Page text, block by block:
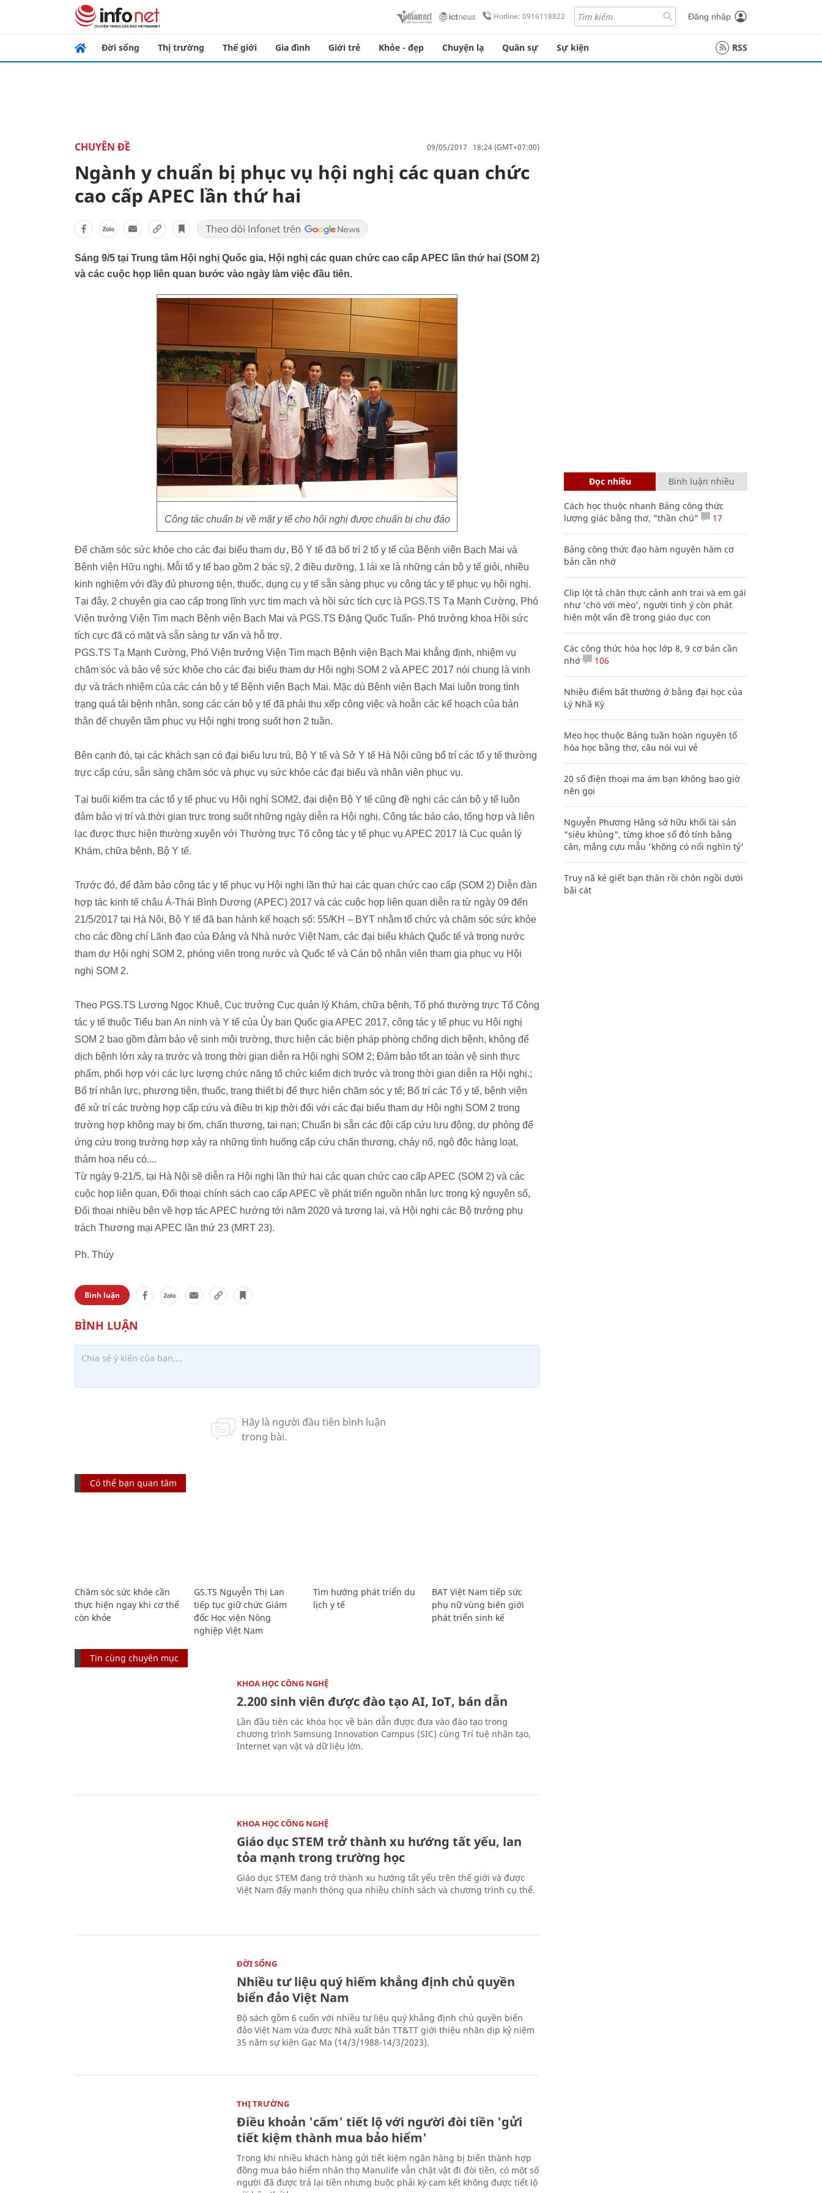
Hotline: 0916118822 Đăng nhập
Đời sống Thị trường Thế giới Gia đình Giới trẻ Khỏe - đẹp Chuyện lạ Quân sự Sự kiện RSS
CHUYÊN ĐỀ 09/05/2017 18:24 (GMT+07:00)
Ngành y chuẩn bị phục vụ hội nghị các quan chức
cao cấp APEC lần thứ hai
Sáng 9/5 tại Trung tâm Hội nghị Quốc gia, Hội nghị các quan chức cao cấp APEC lần thứ hai (SOM 2)
và các cuộc họp liên quan bước vào ngày làm việc đầu tiên.
Công tác chuẩn bị về mặt y tế cho hội nghị được chuẩn bị chu đáo
Để chăm sóc sức khỏe cho các đại biểu tham dự, Bộ Y tế đã bố trí 2 tổ y tế của Bệnh viện Bạch Mai và
Bệnh viện Hữu nghị. Mỗi tổ y tế bao gồm 2 bác sỹ, 2 điều dưỡng, 1 lái xe là những cán bộ y tế giỏi, nhiều
kinh nghiệm với đầy đủ phương tiện, thuốc, dụng cụ y tế sẵn sàng phục vụ công tác y tế phục vụ hội nghị.
Tại đây, 2 chuyên gia cao cấp trong lĩnh vực tim mạch và hồi sức tích cực là PGS.TS Tạ Mạnh Cường, Phó
Viện trưởng Viện Tim mạch Bệnh viện Bạch Mai và PGS.TS Đặng Quốc Tuấn- Phó trưởng khoa Hồi sức
tích cực đã có mặt và sẵn sàng tư vấn và hỗ trợ.
PGS.TS Tạ Mạnh Cường, Phó Viện trưởng Viện Tim mạch Bệnh viện Bạch Mai khẳng định, nhiệm vụ
chăm sóc và bảo vệ sức khỏe cho các đại biểu tham dự Hội nghị SOM 2 và APEC 2017 nói chung là vinh
dự và trách nhiệm của các cán bộ y tế Bệnh viện Bạch Mai. Mặc dù Bệnh viện Bạch Mai luôn trong tình
trạng quá tải bệnh nhân, song các cán bộ y tế đã phải thu xếp công việc và hoẵn các kế hoạch của bản
thân để chuyên tâm phục vụ Hội nghị trong suốt hơn 2 tuần.
Bên cạnh đó, tại các khách sạn có đại biểu lưu trú, Bộ Y tế và Sở Y tế Hà Nội cũng bổ trí các tổ y tế thường
trực cấp cứu, sẵn sàng chăm sóc và phục vụ sức khỏe các đại biểu và nhân viên phục vụ.
Tại buổi kiểm tra các tổ y tế phục vụ Hội nghị SOM2, đại diện Bộ Y tế cũng đề nghị các cán bộ y tế luôn
đảm bảo vị trí và thời gian trực trong suốt những ngày diễn ra Hội nghị. Công tác báo cáo, tổng hợp và liên
lạc được thực hiện thường xuyên với Thường trực Tổ công tác y tế phục vụ APEC 2017 là Cục quản lý
Khám, chữa bệnh, Bộ Y tế.
Trước đó, để đảm bảo công tác y tế phục vụ Hội nghị lần thứ hai các quan chức cao cấp (SOM 2) Diễn đàn
hợp tác kinh tế châu Á-Thái Bình Dương (APEC) 2017 và các cuộc họp liên quan diễn ra từ ngày 09 đến
21/5/2017 tại Hà Nội, Bộ Y tế đã ban hành kế hoạch số: 55/KH – BYT nhằm tổ chức và chăm sóc sức khỏe
cho các đồng chí Lãnh đạo của Đảng và Nhà nước Việt Nam, các đại biểu khách Quốc tế và trong nước
tham dự Hội nghị SOM 2, phóng viên trong nước và Quốc tế và Cán bộ nhân viên tham gia phục vụ Hội
nghị SOM 2.
Theo PGS.TS Lương Ngọc Khuê, Cục trưởng Cục quản lý Khám, chữa bệnh, Tổ phó thường trực Tổ Công
tác y tế thuộc Tiểu ban An ninh và Y tế của Ủy ban Quốc gia APEC 2017, công tác y tế phục vụ Hội nghị
SOM 2 bao gồm đảm bảo vệ sinh môi trường, thực hiện các biện pháp phòng chống dịch bệnh, không để
dịch bệnh lớn xảy ra trước và trong thời gian diễn ra Hội nghị SOM 2; Đảm bảo tốt an toàn vệ sinh thực
phẩm, phối hợp với các lực lượng chức năng tổ chức kiểm dịch trước và trong thời gian diễn ra Hội nghị.;
Bố trí nhân lực, phương tiện, thuốc, trang thiết bị để thực hiện chăm sóc y tế; Bố trí các Tổ y tế, bệnh viện
để xử trí các trường hợp cấp cứu và điều trị kịp thời đối với các đại biểu tham dự Hội nghị SOM 2 trong
trường hợp không may bị ốm, chấn thương, tai nạn; Chuẩn bị sẵn các đội cấp cứu lưu động, dự phòng để
ứng cứu trong trường hợp xảy ra những tình huống cấp cứu chấn thương, cháy nổ, ngộ độc hàng loạt,
thảm hoạ nếu có....
Từ ngày 9-21/5, tại Hà Nội sẽ diễn ra Hội nghị lần thứ hai các quan chức cao cấp APEC (SOM 2) và các
cuộc họp liên quan, Đối thoại chính sách cao cấp APEC về phát triển nguồn nhân lực trong kỷ nguyên số,
Đối thoại nhiều bên về hợp tác APEC hướng tới năm 2020 và tương lai, và Hội nghị các Bộ trưởng phụ
trách Thương mại APEC lần thứ 23 (MRT 23).
Ph. Thúy
Bình luận
Có thể bạn quan tâm
Chăm sóc sức khỏe cần
thực hiện ngay khi cơ thể
còn khỏe
GS.TS Nguyễn Thị Lan
tiếp tục giữ chức Giám
đốc Học viện Nông
nghiệp Việt Nam
Tìm hướng phát triển du
lịch y tế
BAT Việt Nam tiếp sức
phụ nữ vùng biên giới
phát triển sinh kế
Tin cùng chuyên mục
KHOA HỌC CÔNG NGHỆ
2.200 sinh viên được đào tạo AI, IoT, bán dẫn
Lần đầu tiên các khóa học về bán dẫn được đưa vào đào tạo trong
chương trình Samsung Innovation Campus (SIC) cùng Trí tuệ nhân tạo,
Internet vạn vật và dữ liệu lớn.
KHOA HỌC CÔNG NGHỆ
Giáo dục STEM trở thành xu hướng tất yếu, lan
tỏa mạnh trong trường học
Giáo dục STEM đang trở thành xu hướng tất yếu trên thế giới và được
Việt Nam đẩy mạnh thông qua nhiều chính sách và chương trình cụ thể.
ĐỜI SỐNG
Nhiều tư liệu quý hiếm khẳng định chủ quyền
biển đảo Việt Nam
Bộ sách gồm 6 cuốn với nhiều tư liệu quý khẳng định chủ quyền biển
đảo Việt Nam vừa được Nhà xuất bản TT&TT giới thiệu nhân dịp kỷ niệm
35 năm sự kiện Gạc Ma (14/3/1988-14/3/2023).
THỊ TRƯỜNG
Điều khoản 'cấm' tiết lộ với người đòi tiền 'gửi
tiết kiệm thành mua bảo hiểm'
Trong khi nhiều khách hàng gửi tiết kiệm ngân hàng bị biến thành hợp
đồng mua bảo hiểm nhân thọ Manulife vẫn chật vật đi đòi tiền, có một số
người đã được trả lại tiền nhưng buộc phải ký cam kết không được tiết lộ
Đọc nhiều Bình luận nhiều
Cách học thuộc nhanh Bảng công thức
lượng giác bằng thơ, "thần chú"
17
Bảng công thức đạo hàm nguyên hàm cơ
bản cần nhớ
Clip lột tả chân thực cảnh anh trai và em gái
như 'chó với mèo', người tinh ý còn phát
hiện một vấn đề trong giáo dục con
Các công thức hóa học lớp 8, 9 cơ bản cần
nhớ
106
Nhiều điểm bất thường ở bằng đại học của
Lý Nhã Kỳ
Mẹo học thuộc Bảng tuần hoàn nguyên tố
hóa học bằng thơ, câu nói vui vẻ
20 số điện thoại ma ám bạn không bao giờ
nên gọi
Nguyễn Phương Hằng sở hữu khối tài sản
"siêu khủng", từng khoe sổ đỏ tính bằng
cân, mắng cựu mẫu 'không có nổi nghìn tỷ'
Truy nã kẻ giết bạn thân rồi chôn ngồi dưới
bãi cát